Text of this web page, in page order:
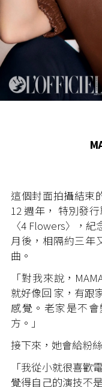
這個封面拍攝結束
12 週年， 特別發
〈4 Flowers〉，
月後，相隔約三年
曲。
「對我來說，
就好像回 家，有跟
感覺。老家是不
方。」
接下來，她會給粉
「我從小就很喜歡
覺得自己的演技不